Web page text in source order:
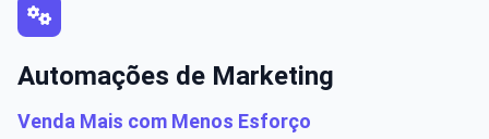
Automações de Marketing
Venda Mais com Menos Esforço